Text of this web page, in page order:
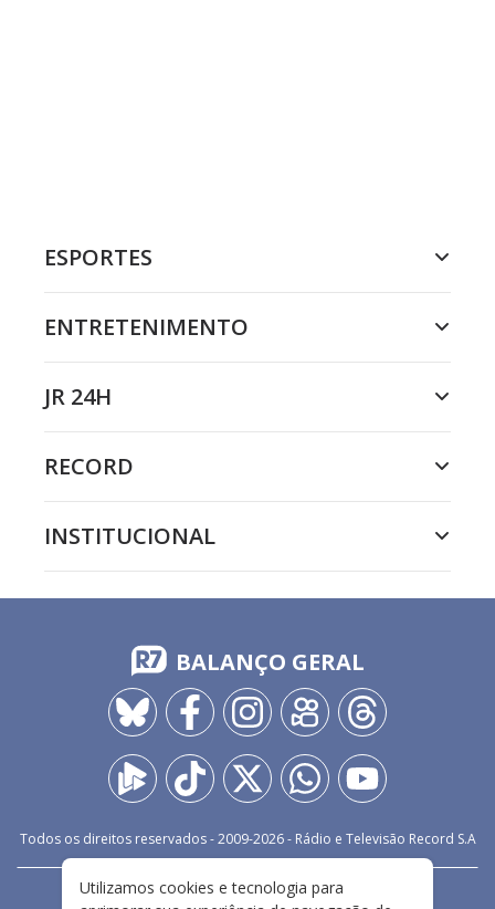
ESPORTES
ENTRETENIMENTO
JR 24H
RECORD
INSTITUCIONAL
BALANÇO GERAL
Todos os direitos reservados - 2009-2026- Rádio e Televisão Record S.A
FALE CONOSCO PRIVACIDADE
Utilizamos cookies e tecnologia para